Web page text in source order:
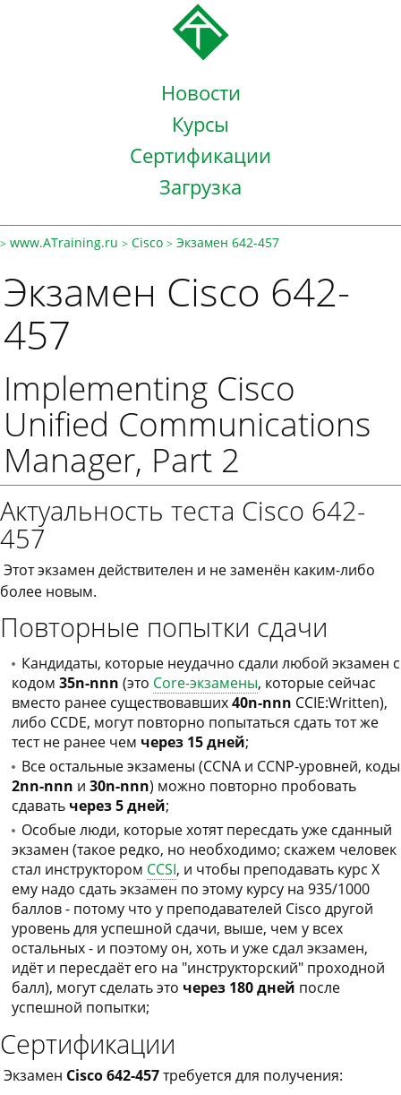
Новости
Курсы
Сертификации
Загрузка
> www.ATraining.ru > Cisco > Экзамен 642-457
Экзамен Cisco 642-
457
Implementing Cisco
Unified Communications
Manager, Part 2
Актуальность теста Cisco 642-
457
Этот экзамен действителен и не заменён каким-либо
более новым.
Повторные попытки сдачи
Кандидаты, которые неудачно сдали любой экзамен с
кодом 35n-nnn (это Core-экзамены, которые сейчас
вместо ранее существовавших40n-nnn CCIE:Written),
либо CCDE, могут повторно попытаться сдать тот же
тест не ранее чем через 15 дней;
Все остальные экзамены (CCNA и CCNP-уровней, коды
2nn-nnn и 30n-nnn) можно повторно пробовать
сдавать через 5 дней;
Особые люди, которые хотят пересдать уже сданный
экзамен (такое редко, но необходимо; скажем человек
стал инструктором CCSI, и чтобы преподавать курс X
ему надо сдать экзамен по этому курсу на 935/1000
баллов - потому что у преподавателей Cisco другой
уровень для успешной сдачи, выше, чем у всех
остальных - и поэтому он, хоть и уже сдал экзамен,
идёт и пересдаёт его на "инструкторский" проходной
балл), могут сделать это через 180 дней после
успешной попытки;
Сертификации
Экзамен Cisco 642-457требуется для получения: